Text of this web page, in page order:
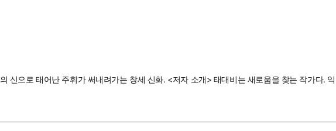
신으로 태어난 주휘가 써내려가는 창세 신화. <저자 소개> 태대비는 새로움을 찾는 작가다.